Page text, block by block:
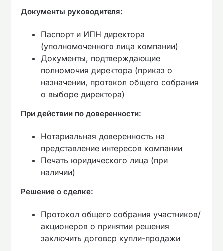
Документы руководителя:
Паспорт и ИПН директора
(уполномоченного лица компании)
Документы, подтверждающие
полномочия директора (приказ о
назначении, протокол общего собрания
о выборе директора)
При действии по доверенности:
Нотариальная доверенность на
представление интересов компании
Печать юридического лица (при
наличии)
Решение о сделке:
Протокол общего собрания участников/
акционеров о принятии решения
заключить договор купли-продажи